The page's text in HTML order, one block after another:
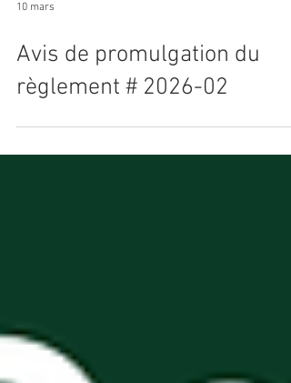
10 mars
Avis de promulgation du
règlement # 2026-02